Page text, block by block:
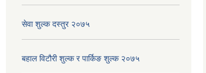
सेवा शुल्क दस्तुर २०७५
बहाल विटौरी शुल्क र पार्किङ शुल्क २०७५